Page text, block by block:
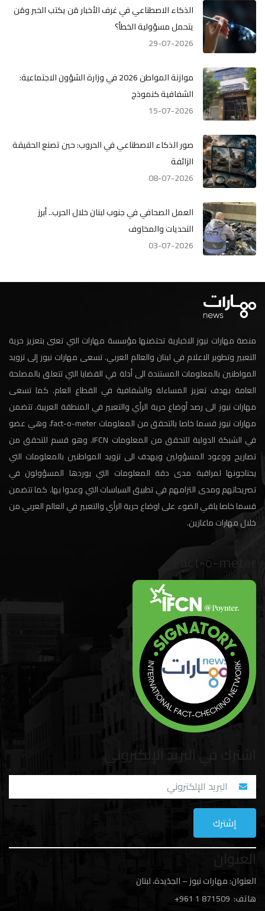
الذكاء الاصطناعي في غرف الأخبار مَن يكتب الخبر ومَن
يتحمل مسؤولية الخطأ؟
29-07-2026
موازنة المواطن 2026 في وزارة الشؤون الاجتماعية:
الشفافية كنموذج
15-07-2026
صور الذكاء الاصطناعي في الحروب: حين تصنع الحقيقة
الزائفة
08-07-2026
العمل الصحافي في جنوب لبنان خلال الحرب.. أبرز
التحديات والمخاوف
03-07-2026
منصة مهارات نيوز الاخبارية تحتضنها مؤسسة مهارات التي تعنى بتعزيز حرية
التعبير وتطوير الاعلام في لبنان والعالم العربي. تسعى مهارات نيوز إلى تزويد
المواطنين بالمعلومات المستندة الى أدلة في القضايا التي تتعلق بالمصلحة
العامة بهدف تعزيز المساءلة والشفافية في القطاع العام. كما تسعى
مهارات نيوز الى رصد أوضاع حرية الرأي والتعبير في المنطقة العربية. تتضمن
مهارات نيوز قسما خاصا بالتحقق من المعلومات fact-o-meter، وهي عضو
في الشبكة الدولية للتحقق من المعلومات IFCN. وهو قسم للتحقق من
تصاريح ووعود المسؤولين ويهدف الى تزويد المواطنين بالمعلومات التي
يحتاجونها لمراقبة مدى دقة المعلومات التي يوردها المسؤولون في
تصريحاتهم ومدى التزامهم في تطبيق السياسات التي وعدوا بها. كما تتضمن
قسما خاصا يلقي الضوء على اوضاع حرية الرأي والتعبير في العالم العربي من
خلال مهارات ماغازين.
Fact-o-meter
اشترك في البريد الإلكتروني
العنوان
العنوان: مهارات نيوز – الجدَيدة، لبنان
هاتف: 1 871509 961+